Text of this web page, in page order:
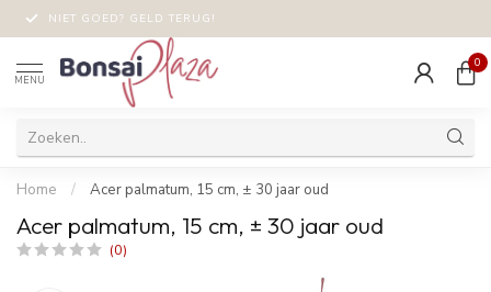
NIET GOED? GELD TERUG!
MENU
0
Home / Acer palmatum, 15 cm, ± 30 jaar oud
Acer palmatum, 15 cm, ± 30 jaar oud
(0)